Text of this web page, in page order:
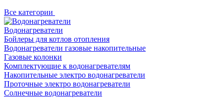
Все категории
Водонагреватели
Бойлеры для котлов отопления
Водонагреватели газовые накопительные
Газовые колонки
Комплектующие к водонагревателям
Накопительные электро водонагреватели
Проточные электро водонагреватели
Солнечные водонагреватели